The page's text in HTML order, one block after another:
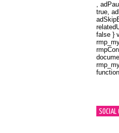
,
true,
false }
SOCIAL